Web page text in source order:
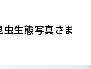
生態写真さま